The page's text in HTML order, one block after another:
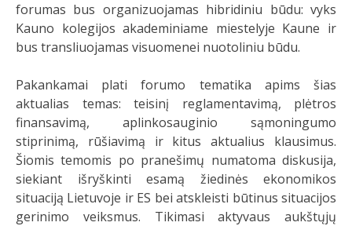
forumas bus organizuojamas hibridiniu būdu: vyks
Kauno kolegijos akademiniame miestelyje Kaune ir
bus transliuojamas visuomenei nuotoliniu būdu.
Pakankamai plati forumo tematika apims šias
aktualias temas: teisinį reglamentavimą, plėtros
finansavimą, aplinkosauginio sąmoningumo
stiprinimą, rūšiavimą ir kitus aktualius klausimus.
Šiomis temomis po pranešimų numatoma diskusija,
siekiant išryškinti esamą žiedinės ekonomikos
situaciją Lietuvoje ir ES bei atskleisti būtinus situacijos
gerinimo veiksmus. Tikimasi aktyvaus aukštųjų